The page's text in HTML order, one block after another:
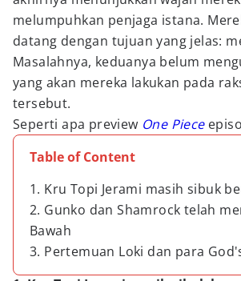
melumpuhkan penjaga istana.
datang dengan tujuan yang jelas:
Masalahnya, keduanya belum
yang akan mereka lakukan pada
tersebut.
Seperti apa preview One Piece
Table of Content
1. Kru Topi Jerami masih sibuk
2. Gunko dan Shamrock telah
Bawah
3. Pertemuan Loki dan para